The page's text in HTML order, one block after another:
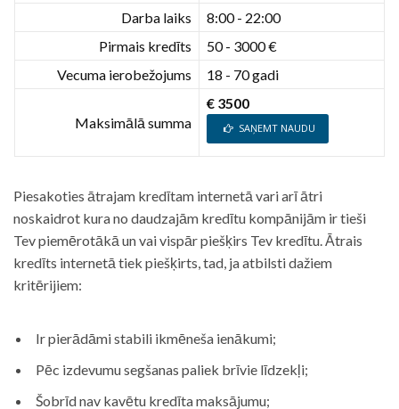
Darba laiks
8:00 - 22:00
Pirmais kredīts
50 - 3000 €
Vecuma ierobežojums
18 - 70 gadi
Maksimālā summa
€ 3500
SAŅEMT NAUDU
Piesakoties ātrajam kredītam internetā vari arī ātri
noskaidrot kura no daudzajām kredītu kompānijām ir tieši
Tev piemērotākā un vai vispār piešķirs Tev kredītu. Ātrais
kredīts internetā tiek piešķirts, tad, ja atbilsti dažiem
kritērijiem:
Ir pierādāmi stabili ikmēneša ienākumi;
Pēc izdevumu segšanas paliek brīvie līdzekļi;
Šobrīd nav kavētu kredīta maksājumu;